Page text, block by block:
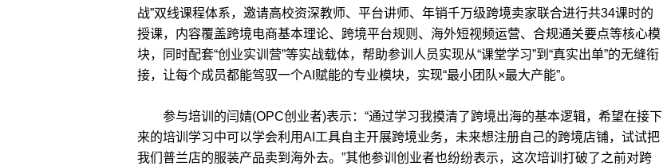
战”双线课程体系，邀请高校资深教师、平台讲师、年销千万级跨境卖家联合进行共34课时的
授课，内容覆盖跨境电商基本理论、跨境平台规则、海外短视频运营、合规通关要点等核心模
块，同时配套“创业实训营”等实战载体，帮助参训人员实现从“课堂学习”到“真实出单”的无缝衔
接，让每个成员都能驾驭一个AI赋能的专业模块，实现“最小团队×最大产能”。
参与培训的闫婧(OPC创业者)表示：“通过学习我摸清了跨境出海的基本逻辑，希望在接下
来的培训学习中可以学会利用AI工具自主开展跨境业务，未来想注册自己的跨境店铺，试试把
我们普兰店的服装产品卖到海外去。”其他参训创业者也纷纷表示，这次培训打破了之前对跨